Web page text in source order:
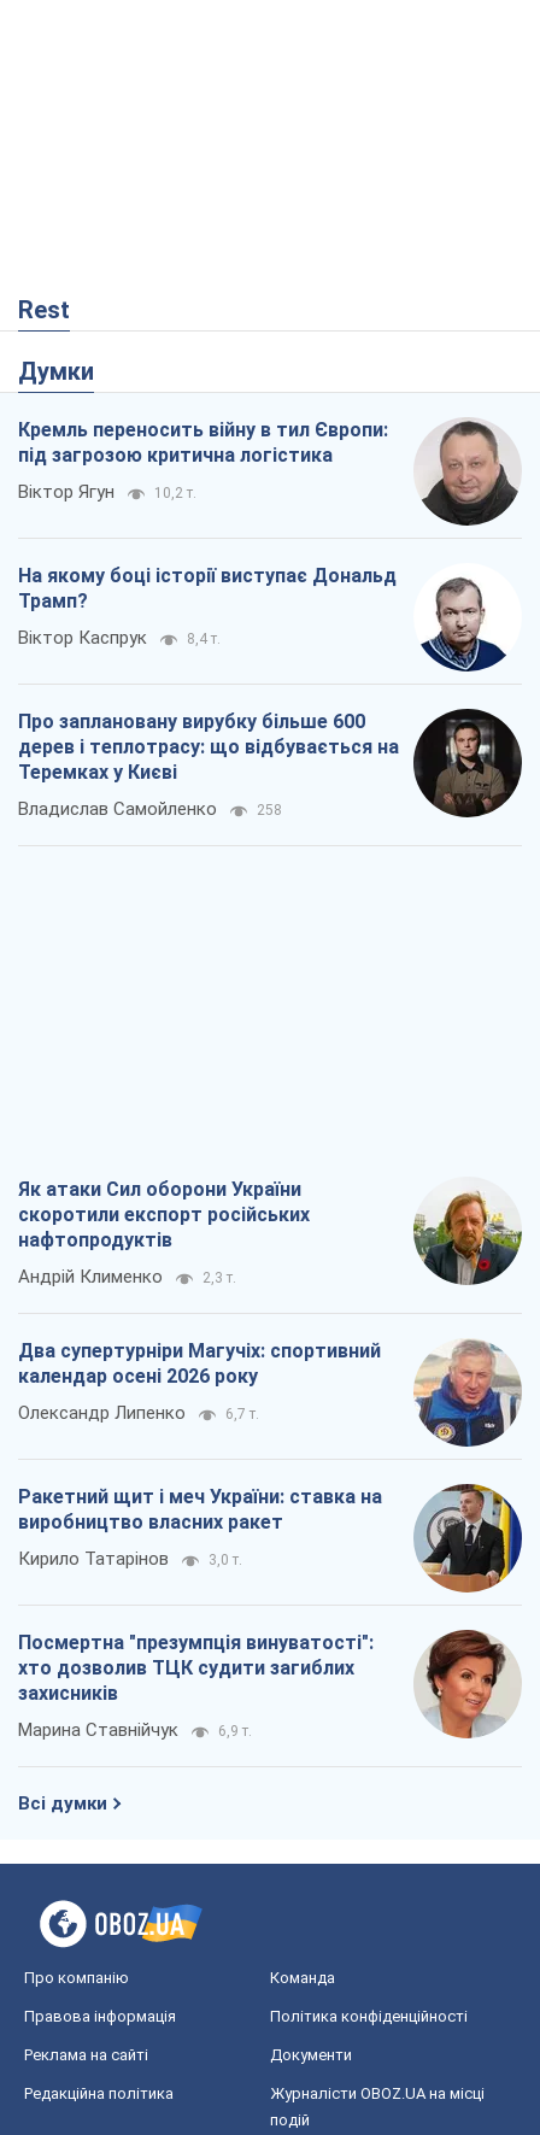
Rest
Думки
Кремль переносить війну в тил Європи:
під загрозою критична логістика
Віктор Ягун 10,2 т.
На якому боці історії виступає Дональд
Трамп?
Віктор Каспрук 8,4 т.
Про заплановану вирубку більше 600
дерев і теплотрасу: що відбувається на
Теремках у Києві
Владислав Самойленко 258
Як атаки Сил оборони України
скоротили експорт російських
нафтопродуктів
Андрій Клименко 2,3 т.
Два супертурніри Магучіх: спортивний
календар осені 2026 року
Олександр Липенко 6,7 т.
Ракетний щит і меч України: ставка на
виробництво власних ракет
Кирило Татарінов 3,0 т.
Посмертна "презумпція винуватості":
хто дозволив ТЦК судити загиблих
захисників
Марина Ставнійчук 6,9 т.
Всі думки
Про компанію Команда
Правова інформація Політика конфіденційності
Реклама на сайті Документи
Редакційна політика
Журналісти OBOZ.UA на місці
подій